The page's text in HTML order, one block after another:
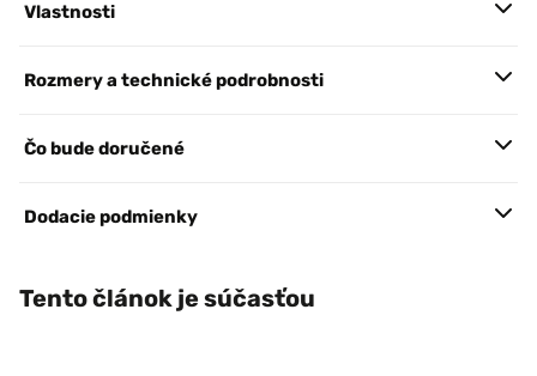
Vlastnosti
Rozmery a technické podrobnosti
Čo bude doručené
Dodacie podmienky
Tento článok je súčasťou